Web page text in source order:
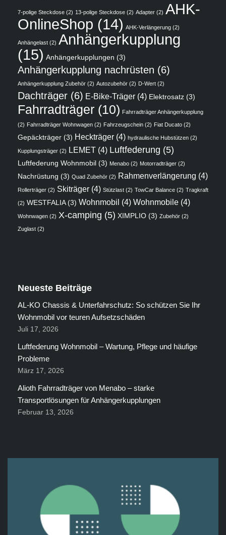
7-polige Steckdose (2) 13-polige Steckdose (2) Adapter (2) AHK-
OnlineShop (14) AHK-Verlängerung (2)
Anhängelast (2) Anhängerkupplung
(15) Anhängerkupplungen (3)
Anhängerkupplung nachrüsten (6)
Anhängerkupplung Zubehör (2) Autozubehör (2) D-Wert (2)
Dachträger (6) E-Bike-Träger (4) Elektrosatz (3)
Fahrradträger (10) Fahrradträger Anhängerkupplung
(2) Fahrradträger Wohnwagen (2) Fahrzeugschein (2) Fiat Ducato (2)
Gepäckträger (3) Heckträger (4) hydraulische Hubstützen (2)
Kupplungsträger (2) LEMET (4) Luftfederung (5)
Luftfederung Wohnmobil (3) Menabo (2) Motorradträger (2)
Nachrüstung (3) Quad Zubehör (2) Rahmenverlängerung (4)
Rollerträger (2) Skiträger (4) Stützlast (2) TowCar Balance (2) Tragkraft
(2) WESTFALIA(3) Wohnmobil (4) Wohnmobile (4)
Wohnwagen (2) X-camping (5) XIMPLIO (3) Zubehör (2)
Zuglast (2)
Neueste Beiträge
AL-KO Chassis & Unterfahrschutz: So schützen Sie Ihr
Wohnmobil vor teuren Aufsetzschäden
Juli 17, 2026
Luftfederung Wohnmobil – Wartung, Pflege und häufige
Probleme
März 17, 2026
Alioth Fahrradträger von Menabo – starke
Transportlösungen für Anhängerkupplungen
Februar 13, 2026